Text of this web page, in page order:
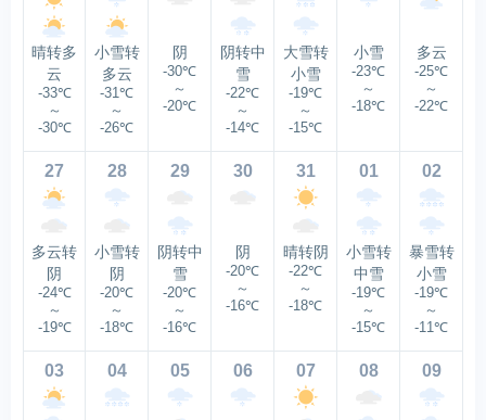
晴转多
云
-33℃
～
-30℃
小雪转
多云
-31℃
～
-26℃
阴
-30℃
～
-20℃
阴转中
雪
-22℃
～
-14℃
大雪转
小雪
-19℃
～
-15℃
小雪
-23℃
～
-18℃
多云
-25℃
～
-22℃
27
多云转
阴
-24℃
～
-19℃
28
小雪转
阴
-20℃
～
-18℃
29
阴转中
雪
-20℃
～
-16℃
30
阴
-20℃
～
-16℃
31
晴转阴
-22℃
～
-18℃
01
小雪转
中雪
-19℃
～
-15℃
02
暴雪转
小雪
-19℃
～
-11℃
03 04 05 06 07 08 09